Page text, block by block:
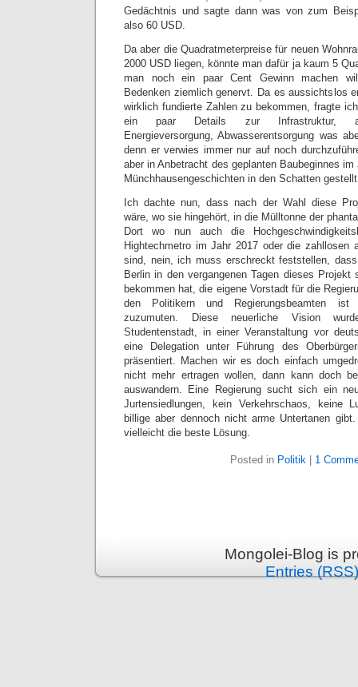
Gedächtnis und sagte dann was von zum
also 60 USD.
Da aber die Quadratmeterpreise für neuen
2000 USD liegen, könnte man dafür ja kaum 5
man noch ein paar Cent Gewinn machen
Bedenken ziemlich genervt. Da es aussichtslos
wirklich fundierte Zahlen zu bekommen, fragte
ein paar Details zur Infrastruktur,
Energieversorgung, Abwasserentsorgung was
denn er verwies immer nur auf noch
aber in Anbetracht des geplanten Baubeginnes
Münchhausengeschichten in den Schatten
Ich dachte nun, dass nach der Wahl diese
wäre, wo sie hingehört, in die Mülltonne der
Dort wo nun auch die
Hightechmetro im Jahr 2017 oder die zahllosen
sind, nein, ich muss erschreckt feststellen,
Berlin in den vergangenen Tagen dieses Projekt
bekommen hat, die eigene Vorstadt für die
den Politikern und Regierungsbeamten ist
zuzumuten. Diese neuerliche Vision
Studentenstadt, in einer Veranstaltung vor
eine Delegation unter Führung des
präsentiert. Machen wir es doch einfach
nicht mehr ertragen wollen, dann kann doch
auswandern. Eine Regierung sucht sich ein
Jurtensiedlungen, kein Verkehrschaos, keine
billige aber dennoch nicht arme Untertanen
vielleicht die beste Lösung.
Posted in Politik 1
Mongolei-Blog is
Entries (RSS)